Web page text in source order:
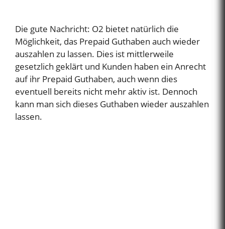
Die gute Nachricht: O2 bietet natürlich die
Möglichkeit, das Prepaid Guthaben auch wieder
auszahlen zu lassen. Dies ist mittlerweile
gesetzlich geklärt und Kunden haben ein Anrecht
auf ihr Prepaid Guthaben, auch wenn dies
eventuell bereits nicht mehr aktiv ist. Dennoch
kann man sich dieses Guthaben wieder auszahlen
lassen.